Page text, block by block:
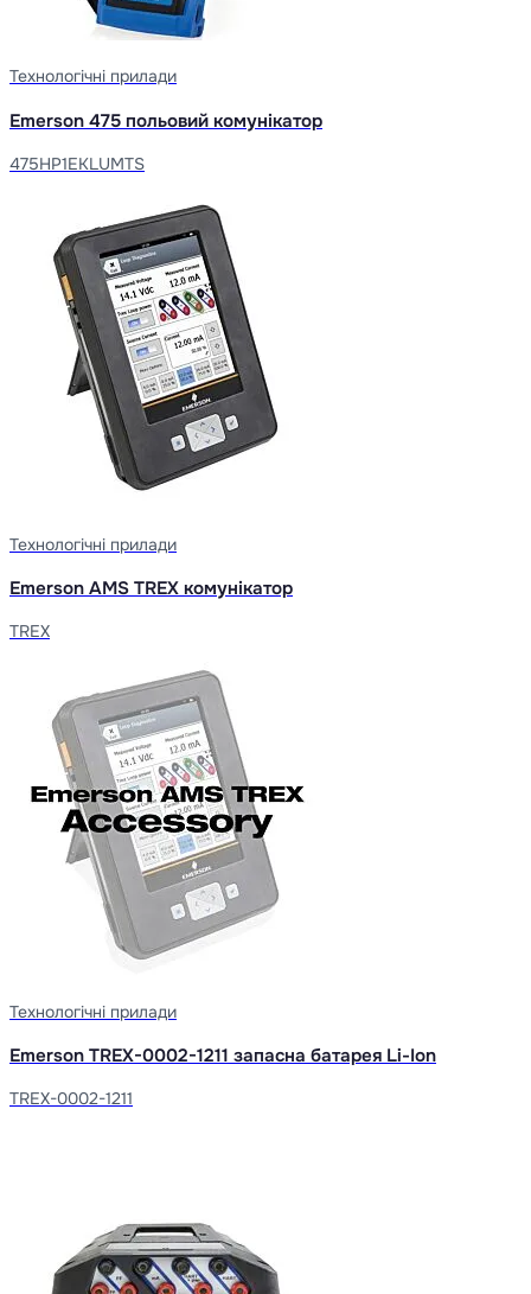
Технологічні прилади
Emerson 475 польовий комунікатор
475HP1EKLUMTS
Технологічні прилади
Emerson AMS TREX комунікатор
TREX
Технологічні прилади
Emerson TREX-0002-1211 запасна батарея Li-Ion
TREX-0002-1211